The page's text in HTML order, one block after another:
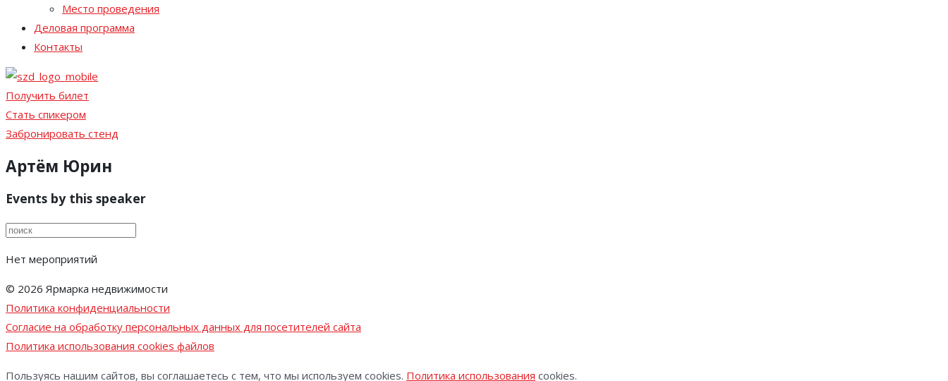
Место проведения
Деловая программа
Контакты
Получить билет
Стать спикером
Забронировать стенд
Артём Юрин
Events by this speaker
Нет мероприятий
© 2026 Ярмарка недвижимости
Политика конфиденциальности
Согласие на обработку персональных данных для посетителей сайта
Политика использования cookies файлов
Пользуясь нашим сайтов, вы соглашаетесь с тем, что мы используем cookies. Политика использования cookies.